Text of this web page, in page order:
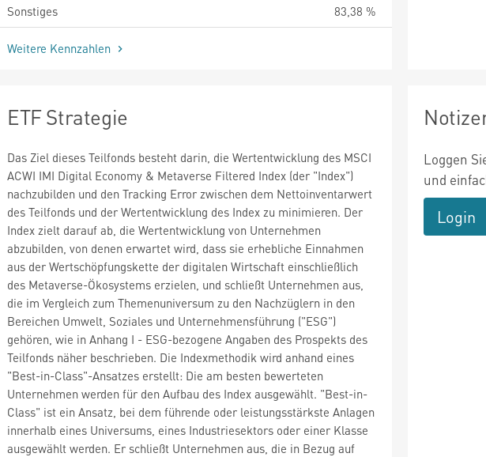
Sonstiges
83,38 %
Weitere Kennzahlen
ETF Strategie
Das Ziel dieses Teilfonds besteht darin, die Wertentwicklung des MSCI
ACWI IMI Digital Economy & Metaverse Filtered Index (der "Index")
nachzubilden und den Tracking Error zwischen dem Nettoinventarwert
des Teilfonds und der Wertentwicklung des Index zu minimieren. Der
Index zielt darauf ab, die Wertentwicklung von Unternehmen
abzubilden, von denen erwartet wird, dass sie erhebliche Einnahmen
aus der Wertschöpfungskette der digitalen Wirtschaft einschließlich
des Metaverse-Ökosystems erzielen, und schließt Unternehmen aus,
die im Vergleich zum Themenuniversum zu den Nachzüglern in den
Bereichen Umwelt, Soziales und Unternehmensführung ("ESG")
gehören, wie in Anhang I - ESG-bezogene Angaben des Prospekts des
Teilfonds näher beschrieben. Die Indexmethodik wird anhand eines
"Best-in-Class"-Ansatzes erstellt: Die am besten bewerteten
Unternehmen werden für den Aufbau des Index ausgewählt. "Best-in-
Class" ist ein Ansatz, bei dem führende oder leistungsstärkste Anlagen
innerhalb eines Universums, eines Industriesektors oder einer Klasse
ausgewählt werden. Er schließt Unternehmen aus, die in Bezug auf
Loggen
und
Login